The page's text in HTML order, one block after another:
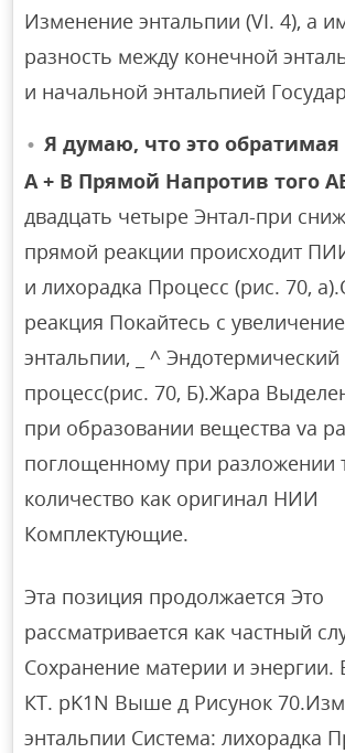
Изменение энтальпии (VI. 4), а
разность между конечной
и начальной энтальпией
Я думаю, что это обратимая
A + B Прямой Напротив того
двадцать четыре Энтал-при
прямой реакции происходит
и лихорадка Процесс (рис. 70,
реакция Покайтесь с
энтальпии, _ ^ Эндотермический
процесс(рис. 70, Б).Жара
при образовании вещества va
поглощенному при разложении
количество как оригинал НИИ
Комплектующие.
Эта позиция продолжается Это
рассматривается как частный
Сохранение материи и
КТ. pK1N Выше д Рисунок
энтальпии Система: лихорадка